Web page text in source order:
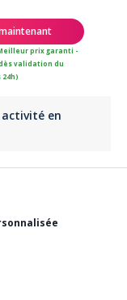
prix garanti -
validation du
en